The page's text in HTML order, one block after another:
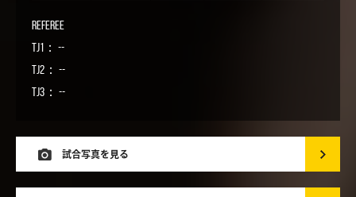
Referee
TJ1： --
TJ2： --
TJ3： --
試合写真を見る